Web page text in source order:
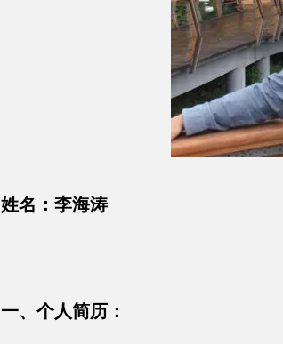
姓名：李海涛
一、个人简历：